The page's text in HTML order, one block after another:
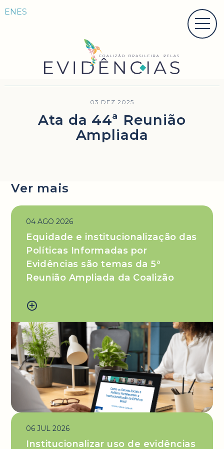
ENES
03 DEZ 2025
Ata da 44ª Reunião
Ampliada
Ver mais
04 AGO 2026
Equidade e institucionalização das
Políticas Informadas por
Evidências são temas da 5ª
Reunião Ampliada da Coalizão
add_circle_outline
06 JUL 2026
Institucionalizar uso de evidências